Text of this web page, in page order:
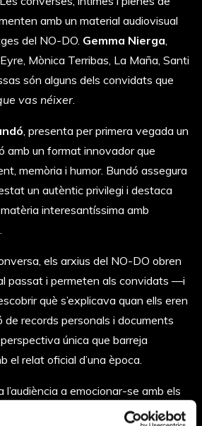
amb un material audiovisual
del NO-DO. Gemma Nierga
Mònica Terribas, La Maña, Santi
són alguns dels convidats que
vas néixer
, presenta per primera vegada un
amb un format innovador que
memòria i humor. Bundó assegura
un autèntic privilegi i destaca
interesantíssima amb
els arxius del NO-DO obren
passat i permeten als convidats —i
què s’explicava quan ells eren
de records personals i documents
única que barreja
el relat oficial d’una època.
a emocionar-se amb els
i, alhora, a sorprendre’s amb